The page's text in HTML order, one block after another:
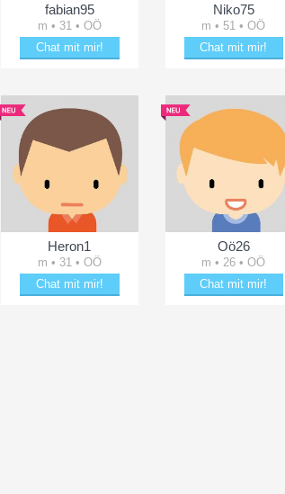
fabian95
m • 31 • OÖ
Chat mit mir!
Niko75
m • 51 • OÖ
Chat mit mir!
Heron1
m • 31 • OÖ
Chat mit mir!
Oö26
m • 26 • OÖ
Chat mit mir!